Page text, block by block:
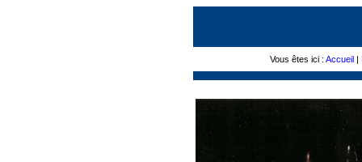
Vous êtes ici : Accueil|